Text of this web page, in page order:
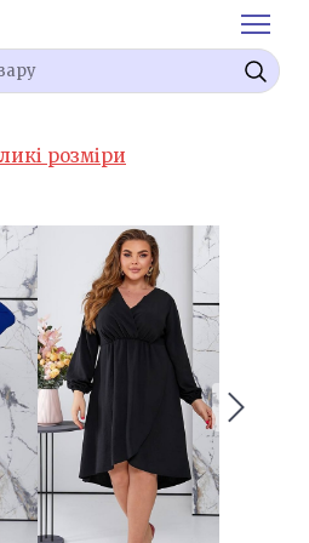
розміри